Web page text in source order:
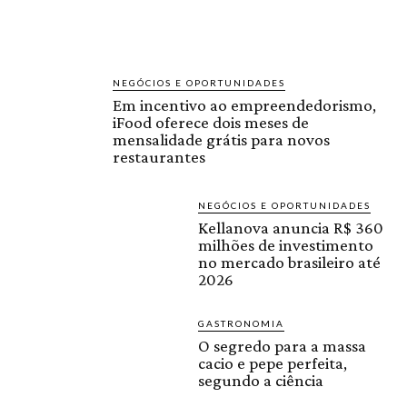
NEGÓCIOS E OPORTUNIDADES
Em incentivo ao empreendedorismo,
iFood oferece dois meses de
mensalidade grátis para novos
restaurantes
NEGÓCIOS E OPORTUNIDADES
Kellanova anuncia R$ 360
milhões de investimento
no mercado brasileiro até
2026
GASTRONOMIA
O segredo para a massa
cacio e pepe perfeita,
segundo a ciência